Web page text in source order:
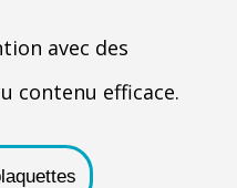
avec des
contenu efficace.